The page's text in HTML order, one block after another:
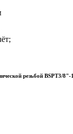
резьбой BSPT3/